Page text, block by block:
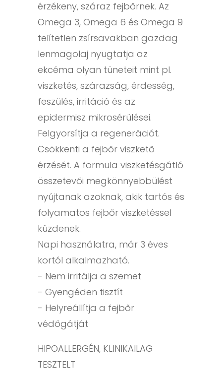
érzékeny, száraz fejbőrnek. Az
Omega 3, Omega 6 és Omega 9
telítetlen zsírsavakban gazdag
lenmagolaj nyugtatja az
ekcéma olyan tüneteit mint pl.
viszketés, szárazság, érdesség,
feszülés, irritáció és az
epidermisz mikrosérülései.
Felgyorsítja a regenerációt.
Csökkenti a fejbőr viszkető
érzését. A formula viszketésgátló
összetevői megkönnyebbülést
nyújtanak azoknak, akik tartós és
folyamatos fejbőr viszketéssel
küzdenek.
Napi használatra, már 3 éves
kortól alkalmazható.
- Nem irritálja a szemet
- Gyengéden tisztít
- Helyreállítja a fejbőr
védőgátját
HIPOALLERGÉN, KLINIKAILAG
TESZTELT